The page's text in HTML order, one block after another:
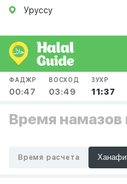
Уруссу
ФАДЖР
00:47
ВОСХОД
03:49
ЗУХР
11:37
Время намазов
Время расчета